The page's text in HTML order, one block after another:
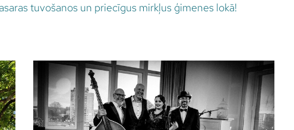
tuvošanos un priecīgus mirkļus ģimenes lokā!